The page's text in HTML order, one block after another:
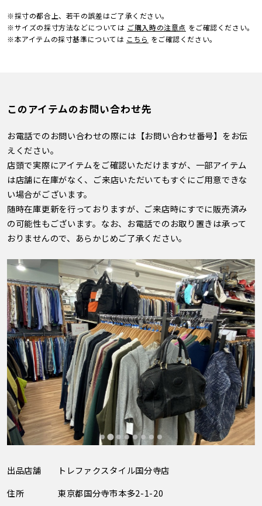
※採寸の都合上、若干の誤差はご了承ください。
※サイズの採寸方法などについては ご購入時の注意点 をご確認ください。
※本アイテムの採寸基準については こちら をご確認ください。
このアイテムのお問い合わせ先
お電話でのお問い合わせの際には【お問い合わせ番号】をお伝
えください。
店頭で実際にアイテムをご確認いただけますが、一部アイテム
は店舗に在庫がなく、ご来店いただいてもすぐにご用意できな
い場合がございます。
随時在庫更新を行っておりますが、ご来店時にすでに販売済み
の可能性もございます。なお、お電話でのお取り置きは承って
おりませんので、あらかじめご了承ください。
出品店舗
トレファクスタイル国分寺店
住所
東京都国分寺市本多2-1-20